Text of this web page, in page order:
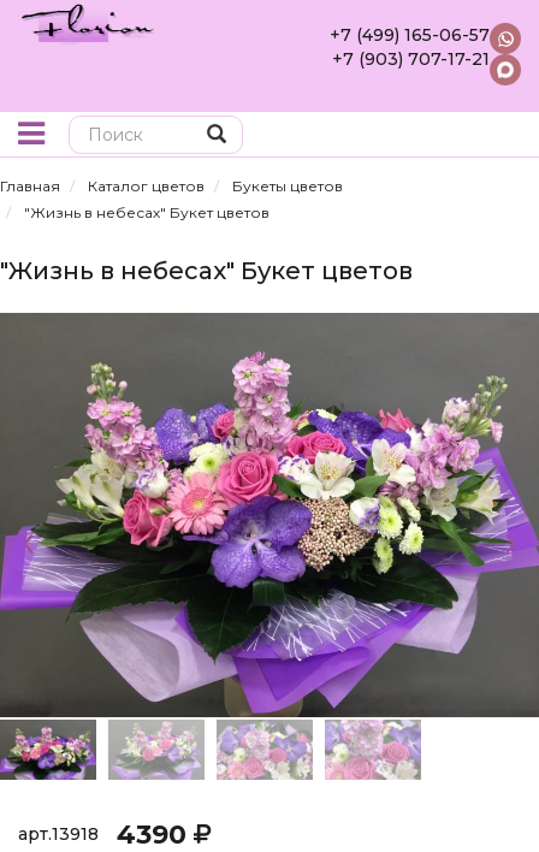
+7 (499) 165-06-57
+7 (903) 707-17-21
Главная Каталог цветов
Букеты цветов
"Жизнь в небесах" Букет цветов
"Жизнь в небесах" Букет цветов
арт.13918 4390